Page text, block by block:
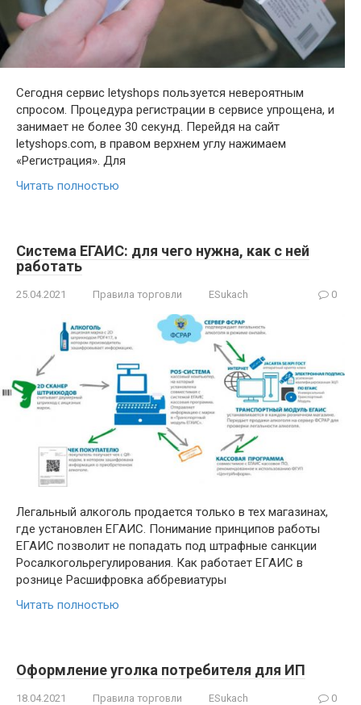
Сегодня сервис letyshops пользуется невероятным
спросом. Процедура регистрации в сервисе упрощена, и
занимает не более 30 секунд. Перейдя на сайт
letyshops.com, в правом верхнем углу нажимаем
«Регистрация». Для
Читать полностью
Система ЕГАИС: для чего нужна, как с ней
работать
25.04.2021 Правила торговли ESukach 0
Легальный алкоголь продается только в тех магазинах,
где установлен ЕГАИС. Понимание принципов работы
ЕГАИС позволит не попадать под штрафные санкции
Росалкогольрегулирования. Как работает ЕГАИС в
рознице Расшифровка аббревиатуры
Читать полностью
Оформление уголка потребителя для ИП
18.04.2021 Правила торговли ESukach 0